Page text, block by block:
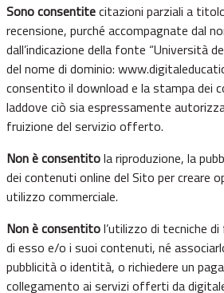
Sono consentitecitazioni parziali a
recensione, purché accompagnate dal
dall’indicazione della fonte “Università
del nome di dominio:
consentito il download e la stampa dei
laddove ciò sia espressamente
fruizione del servizio offerto.
Non è consentitola riproduzione, la
dei contenuti online del Sito per creare
utilizzo commerciale.
Non è consentitol’utilizzo di tecniche
di esso e/o i suoi contenuti, né
pubblicità o identità, o richiedere un
collegamento ai servizi offerti da